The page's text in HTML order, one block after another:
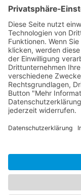
Dokumente
Ähnliche Artikel
HOTLINE
ONEAV.EU
NEWSLETTER